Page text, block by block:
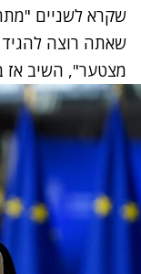
שקרא לשניים
שאתה רוצה להגיד
מצטער", השיב אז